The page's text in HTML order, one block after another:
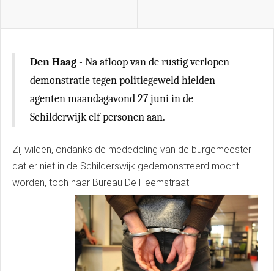
Den Haag - Na afloop van de rustig verlopen
demonstratie tegen politiegeweld hielden
agenten maandagavond 27 juni in de
Schilderwijk elf personen aan.
Zij wilden, ondanks de mededeling van de burgemeester
dat er niet in de Schilderswijk gedemonstreerd mocht
worden, toch naar Bureau De Heemstraat.